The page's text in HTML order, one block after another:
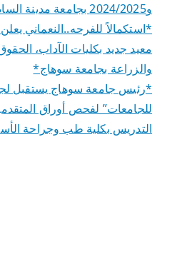
و2024/2025 بجامعة مدينة السادات*
معيد جديد بكليات الآداب،
والزراعة بجامعة سوهاج*
*رئيس جامعة سوهاج يستقبل
للجامعات” لفحص أوراق
التدريس بكلية طب وجراحة